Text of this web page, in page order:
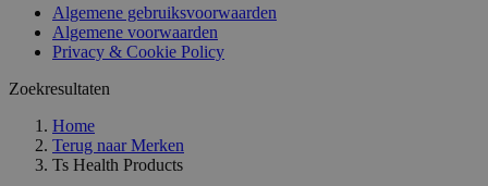
Algemene gebruiksvoorwaarden
Algemene voorwaarden
Privacy & Cookie Policy
Zoekresultaten
Home
Terug naar Merken
Ts Health Products